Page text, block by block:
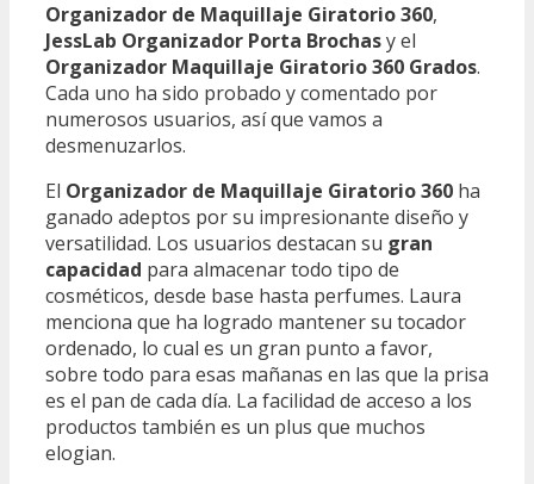
Organizador de Maquillaje Giratorio 360,
JessLab Organizador Porta Brochasy el
Organizador Maquillaje Giratorio 360 Grados.
Cada uno ha sido probado y comentado por
numerosos usuarios, así que vamos a
desmenuzarlos.
El Organizador de Maquillaje Giratorio 360 ha
ganado adeptos por su impresionante diseño y
versatilidad. Los usuarios destacan su gran
capacidad para almacenar todo tipo de
cosméticos, desde base hasta perfumes. Laura
menciona que ha logrado mantener su tocador
ordenado, lo cual es un gran punto a favor,
sobre todo para esas mañanas en las que la prisa
es el pan de cada día. La facilidad de acceso a los
productos también es un plus que muchos
elogian.